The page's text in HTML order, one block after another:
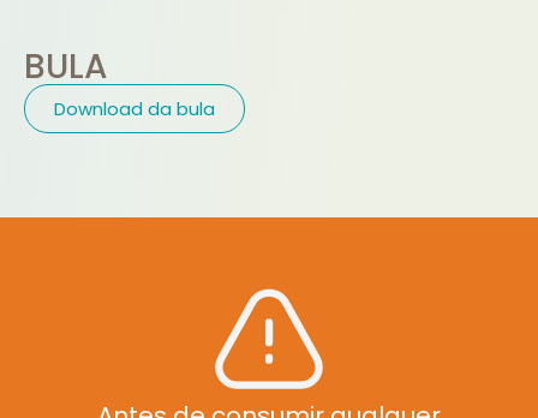
BULA
Download da bula